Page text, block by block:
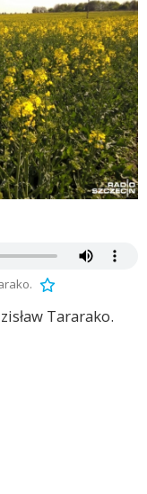
Tararako.